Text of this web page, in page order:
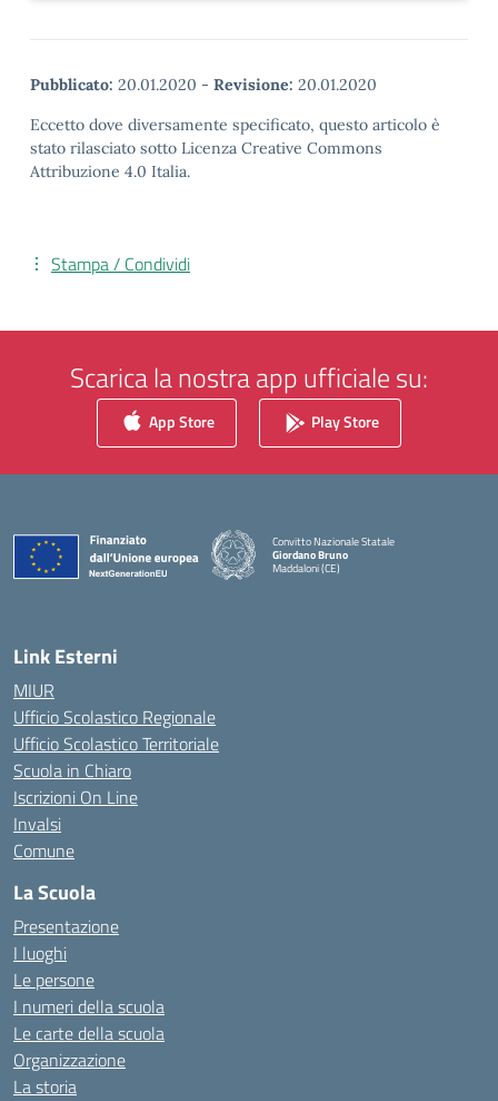
Pubblicato: 20.01.2020 - Revisione: 20.01.2020
Eccetto dove diversamente specificato, questo articolo è
stato rilasciato sotto Licenza Creative Commons
Attribuzione 4.0 Italia.
Stampa / Condividi
Scarica la nostra app ufficiale su:
App Store Play Store
Convitto Nazionale Statale
Giordano Bruno
Maddaloni (CE)
Link Esterni
MIUR
Ufficio Scolastico Regionale
Ufficio Scolastico Territoriale
Scuola in Chiaro
Iscrizioni On Line
Invalsi
Comune
La Scuola
Presentazione
I luoghi
Le persone
I numeri della scuola
Le carte della scuola
Organizzazione
La storia